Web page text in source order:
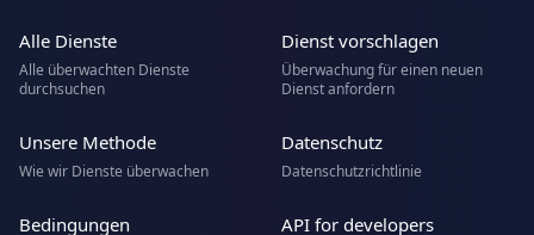
Alle Dienste
Alle überwachten Dienste
durchsuchen
Dienst vorschlagen
Überwachung für einen neuen
Dienst anfordern
Unsere Methode
Wie wir Dienste überwachen
Datenschutz
Datenschutzrichtlinie
Bedingungen API for developers